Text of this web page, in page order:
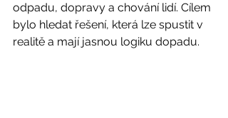
odpadu, dopravy a chování lidí. Cílem
bylo hledat řešení, která lze spustit v
realitě a mají jasnou logiku dopadu.